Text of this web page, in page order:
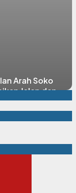
Arah Soko
Jalan dan